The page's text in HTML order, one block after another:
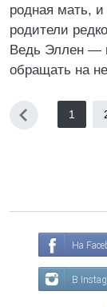
родная мать, и
родители
Ведь Эллен —
обращать на
1
На
В